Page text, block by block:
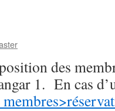
des
1. En cas